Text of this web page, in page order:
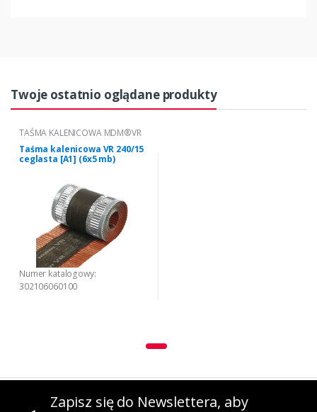
Twoje ostatnio oglądane produkty
TAŚMA KALENICOWA MDM®VR
Taśma kalenicowa VR 240/15
ceglasta [A1] (6x5 mb)
Numer katalogowy:
302106060100
Zapisz się do Newslettera, aby